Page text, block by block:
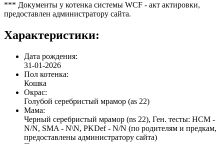
*** Документы у котенка системы WCF - акт актировки,
предоставлен администратору сайта.
Характеристики:
Дата рождения:
31-01-2026
Пол котенка:
Кошка
Окрас:
Голубой серебристый мрамор (as 22)
Мама:
Черный серебристый мрамор (ns 22), Ген. тесты: HCM -
N/N, SMA - N\N, PKDef - N/N (по родителям и предкам,
предоставлены администратору сайта)